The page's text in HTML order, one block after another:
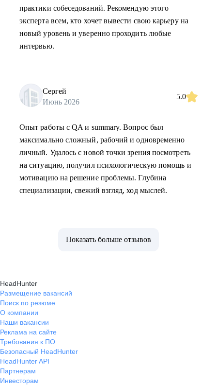
практики собеседований. Рекомендую этого
эксперта всем, кто хочет вывести свою карьеру на
новый уровень и уверенно проходить любые
интервью.
Сергей
Июнь 2026
5.0
Опыт работы с QA и summary. Вопрос был
максимально сложный, рабочий и одновременно
личный. Удалось с новой точки зрения посмотреть
на ситуацию, получил психологическую помощь и
мотивацию на решение проблемы. Глубина
специализации, свежий взгляд, ход мыслей.
Показать больше отзывов
HeadHunter
Размещение вакансий
Поиск по резюме
О компании
Наши вакансии
Реклама на сайте
Требования к ПО
Безопасный HeadHunter
HeadHunter API
Партнерам
Инвесторам